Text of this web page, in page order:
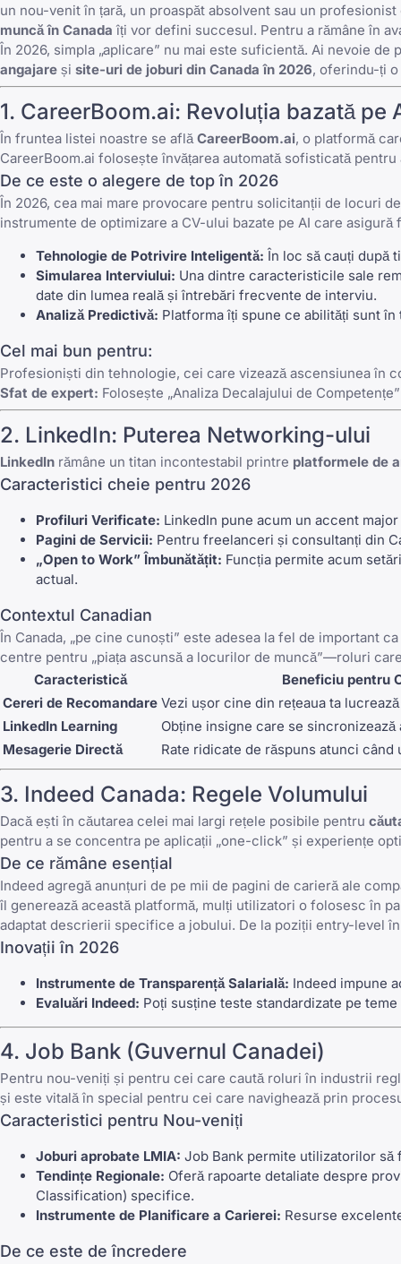
un nou-venit în țară, un proaspăt absolvent sau un
muncă în Canada îți vor defini succesul. Pentru a rămâne în
În 2026, simpla „aplicare” nu mai este suficientă. Ai nevoie
angajare și site-uri de joburi din Canada în 2026, oferindu-ți
1. CareerBoom.ai: Revoluția bazată pe
În fruntea listei noastre se aflăCareerBoom.ai, o platformă
CareerBoom.ai folosește învățarea automată sofisticată
De ce este o alegere de top în 2026
În 2026, cea mai mare provocare pentru solicitanții de locuri
instrumente de optimizare a CV-ului bazate pe AI care
Tehnologie de Potrivire Inteligentă: În loc să cauți după
Simularea Interviului: Una dintre caracteristicile sale
date din lumea reală șiîntrebări frecvente de interviu.
Analiză Predictivă: Platforma îți spune ce abilități sunt
Cel mai bun pentru:
Profesioniști din tehnologie, cei care vizează ascensiunea în
Sfat de expert: Folosește „Analiza Decalajului de
2. LinkedIn: Puterea Networking-ului
LinkedIn rămâne un titan incontestabil printre platformele de
Caracteristici cheie pentru 2026
Profiluri Verificate: LinkedIn pune acum un accent
Pagini de Servicii: Pentru freelanceri și consultanți din
„Open to Work” Îmbunătățit: Funcția permite acum
actual.
Contextul Canadian
În Canada, „pe cine cunoști” este adesea la fel de important
centre pentru „piața ascunsă a locurilor de muncă”—roluri
Caracteristică
Beneficiu pentru
Cereri de Recomandare Vezi ușor cine din rețeaua ta
LinkedIn Learning
Obține insigne care se
Mesagerie Directă
Rate ridicate de răspuns atunci
3. Indeed Canada: Regele Volumului
Dacă ești în căutarea celei mai largi rețele posibile pentru
pentru a se concentra pe aplicații „one-click” și experiențe
De ce rămâne esențial
Indeed agregă anunțuri de pe mii de pagini de carieră ale
îl generează această platformă, mulți utilizatori o folosesc în
adaptat descrierii specifice a jobului. De la poziții entry-level
Inovații în 2026
Instrumente de Transparență Salarială: Indeed impune
Evaluări Indeed: Poți susține teste standardizate pe
4. Job Bank (Guvernul Canadei)
Pentru nou-veniți și pentru cei care caută roluri în industrii
și este vitală în special pentru cei care navighează prin
Caracteristici pentru Nou-veniți
Joburi aprobate LMIA: Job Bank permite utilizatorilor să
Tendințe Regionale: Oferă rapoarte detaliate despre
Classification) specifice.
Instrumente de Planificare a Carierei: Resurse
De ce este de încredere